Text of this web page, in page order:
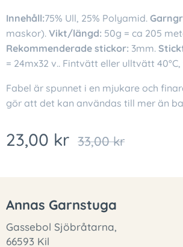
Innehåll:75% Ull, 25% Polyamid.
maskor). Vikt/längd: 50g = ca 205
Rekommenderade stickor: 3mm.
= 24mx32 v.. Fintvätt eller ulltvätt
Fabel är spunnet i en mjukare och
gör att det kan användas till mer än
23,00 kr 33,00kr
Annas Garnstuga
Gassebol Sjöbråtarna,
66593 Kil